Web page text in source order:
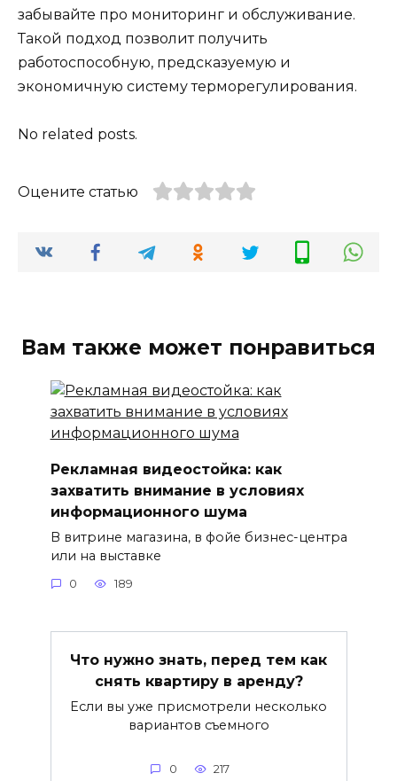
забывайте про мониторинг и обслуживание.
Такой подход позволит получить
работоспособную, предсказуемую и
экономичную систему терморегулирования.
No related posts.
Оцените статью
Вам также может понравиться
Рекламная видеостойка: как
захватить внимание в условиях
информационного шума
В витрине магазина, в фойе бизнес-центра
или на выставке
0 189
Что нужно знать, перед тем как
снять квартиру в аренду?
Если вы уже присмотрели несколько
вариантов съемного
0 217